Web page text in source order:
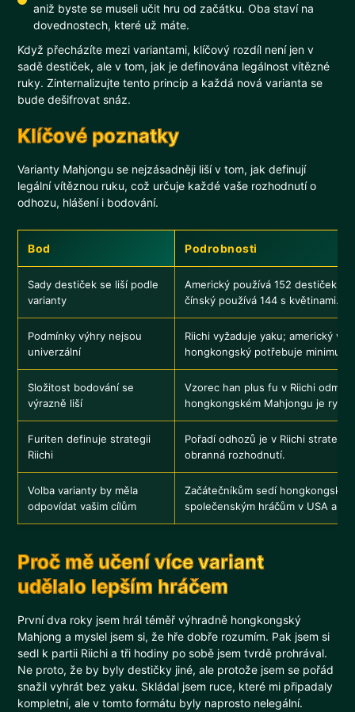
aniž byste se museli učit hru od začátku. Oba staví na
dovednostech, které už máte.
Když přecházíte mezi variantami, klíčový rozdíl není jen v
sadě destiček, ale v tom, jak je definována legálnost vítězné
ruky. Zinternalizujte tento princip a každá nová varianta se
bude dešifrovat snáz.
Klíčové poznatky
Varianty Mahjongu se nejzásadněji liší v tom, jak definují
legální vítěznou ruku, což určuje každé vaše rozhodnutí o
odhozu, hlášení i bodování.
Bod Podrobnosti
Sady destiček se liší podle
varianty
Americký používá 152 destiček
čínský používá 144 s květinami.
Podmínky výhry nejsou
univerzální
Riichi vyžaduje yaku; americký
hongkongský potřebuje minimum
Složitost bodování se
výrazně liší
Vzorec han plus fu v Riichi
hongkongském Mahjongu je
Furiten definuje strategii
Riichi
Pořadí odhozů je v Riichi
obranná rozhodnutí.
Volba varianty by měla
odpovídat vašim cílům
Začátečníkům sedí hongkongský;
společenským hráčům v USA
Proč mě učení více variant
udělalo lepším hráčem
První dva roky jsem hrál téměř výhradně hongkongský
Mahjong a myslel jsem si, že hře dobře rozumím. Pak jsem si
sedl k partii Riichi a tři hodiny po sobě jsem tvrdě prohrával.
Ne proto, že by byly destičky jiné, ale protože jsem se pořád
snažil vyhrát bez yaku. Skládal jsem ruce, které mi připadaly
kompletní, ale v tomto formátu byly naprosto nelegální.